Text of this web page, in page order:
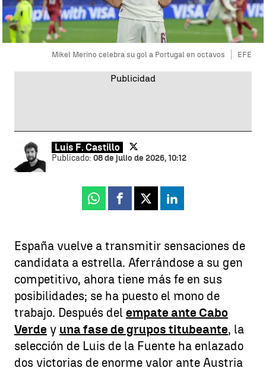
Mikel Merino celebra su gol a Portugal en octavos EFE
Luis F. Castillo
Publicado: 08 de julio de 2026, 10:12
Whatsapp
Facebook
X Linkedin
España vuelve a transmitir sensaciones de
candidata a estrella. Aferrándose a su gen
competitivo, ahora tiene más fe en sus
posibilidades; se ha puesto el mono de
trabajo. Después del empate ante Cabo
Verde y una fase de grupos titubeante, la
selección de Luis de la Fuente ha enlazado
dos victorias de enorme valor ante Austria